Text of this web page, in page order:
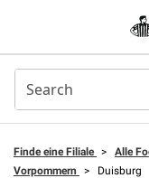
Finde eine Filiale > Alle
Vorpommern
> Duisburg